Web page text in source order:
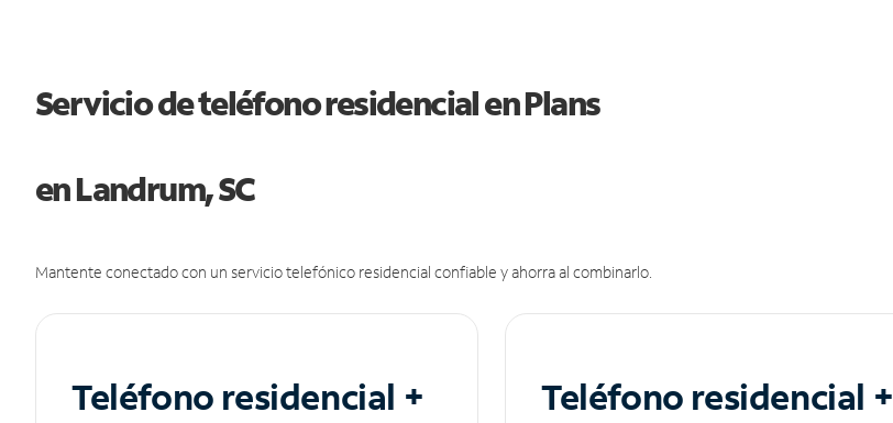
Servicio de teléfono residencial en Plans
en Landrum, SC
Mantente conectado con un servicio telefónico residencial confiable y ahorra al combinarlo.
Teléfono residencial +
Teléfono residencial +